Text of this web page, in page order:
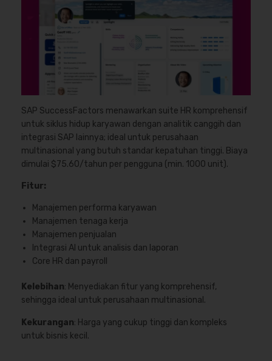
SAP SuccessFactors menawarkan suite HR komprehensif
untuk siklus hidup karyawan dengan analitik canggih dan
integrasi SAP lainnya; ideal untuk perusahaan
multinasional yang butuh standar kepatuhan tinggi. Biaya
dimulai $75.60/tahun per pengguna (min. 1000 unit).
Fitur:
Manajemen performa karyawan
Manajemen tenaga kerja
Manajemen penjualan
Integrasi AI untuk analisis dan laporan
Core HR dan payroll
Kelebihan: Menyediakan fitur yang komprehensif,
sehingga ideal untuk perusahaan multinasional.
Kekurangan: Harga yang cukup tinggi dan kompleks
untuk bisnis kecil.